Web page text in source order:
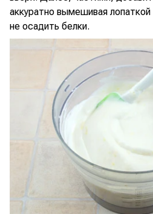
аккуратно вымешивая лопаткой
не осадить белки.